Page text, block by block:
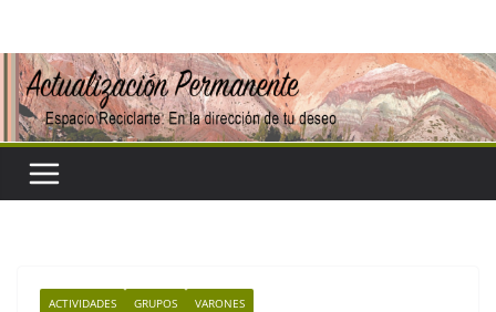
contenido
ACTIVIDADES GRUPOS VARONES